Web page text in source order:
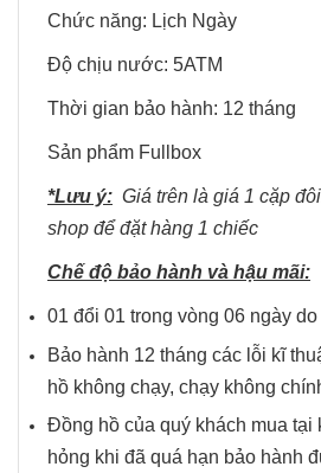
Chức năng: Lịch Ngày
Độ chịu nước: 5ATM
Thời gian bảo hành: 12 tháng
Sản phẩm Fullbox
*Lưu ý: Giá trên là giá 1 cặp
shop để đặt hàng 1 chiếc
Chế độ bảo hành và hậu mãi:
01 đổi 01 trong vòng 06 ngày
Bảo hành 12 tháng các lỗi kĩ
hồ không chạy, chạy không
Đồng hồ của quý khách mua tại
hỏng khi đã quá hạn bảo hành